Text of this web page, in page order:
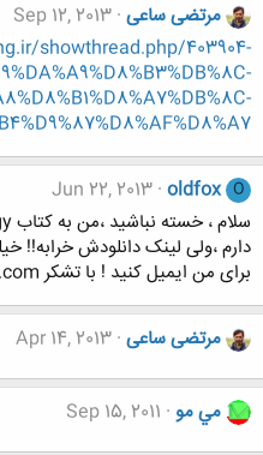
مرتضی ساعی Sep 12, 2013
showthread.php/403904-
O
oldfox
Jun 22, 2013
دارم ،ولی لینک دانلودش خرابه!!
برای من ایمیل کنید ! با تشکر ali69kaabi@yahoo.com
مرتضی ساعی Apr 14, 2013
مي مو Sep 15, 2011